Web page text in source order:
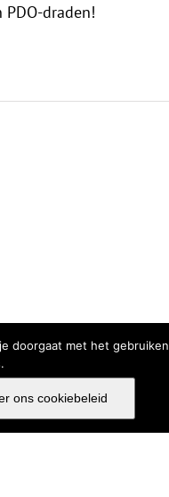
draden!
doorgaat met het
ons cookiebeleid